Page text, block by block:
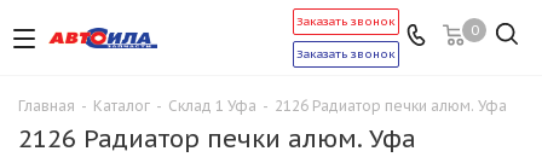
0
Заказать звонок
Заказать звонок
Главная - Каталог - Склад 1 Уфа - 2126 Радиатор печки алюм. Уфа
2126 Радиатор печки алюм. Уфа